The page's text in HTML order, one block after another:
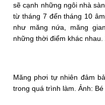
sẽ cạnh những ngôi nhà
từ tháng 7 đến tháng 10
như măng nứa, măng
những thời điểm khác nhau.
Măng phơi tự nhiên đảm
trong quá trình làm. Ảnh: Bé